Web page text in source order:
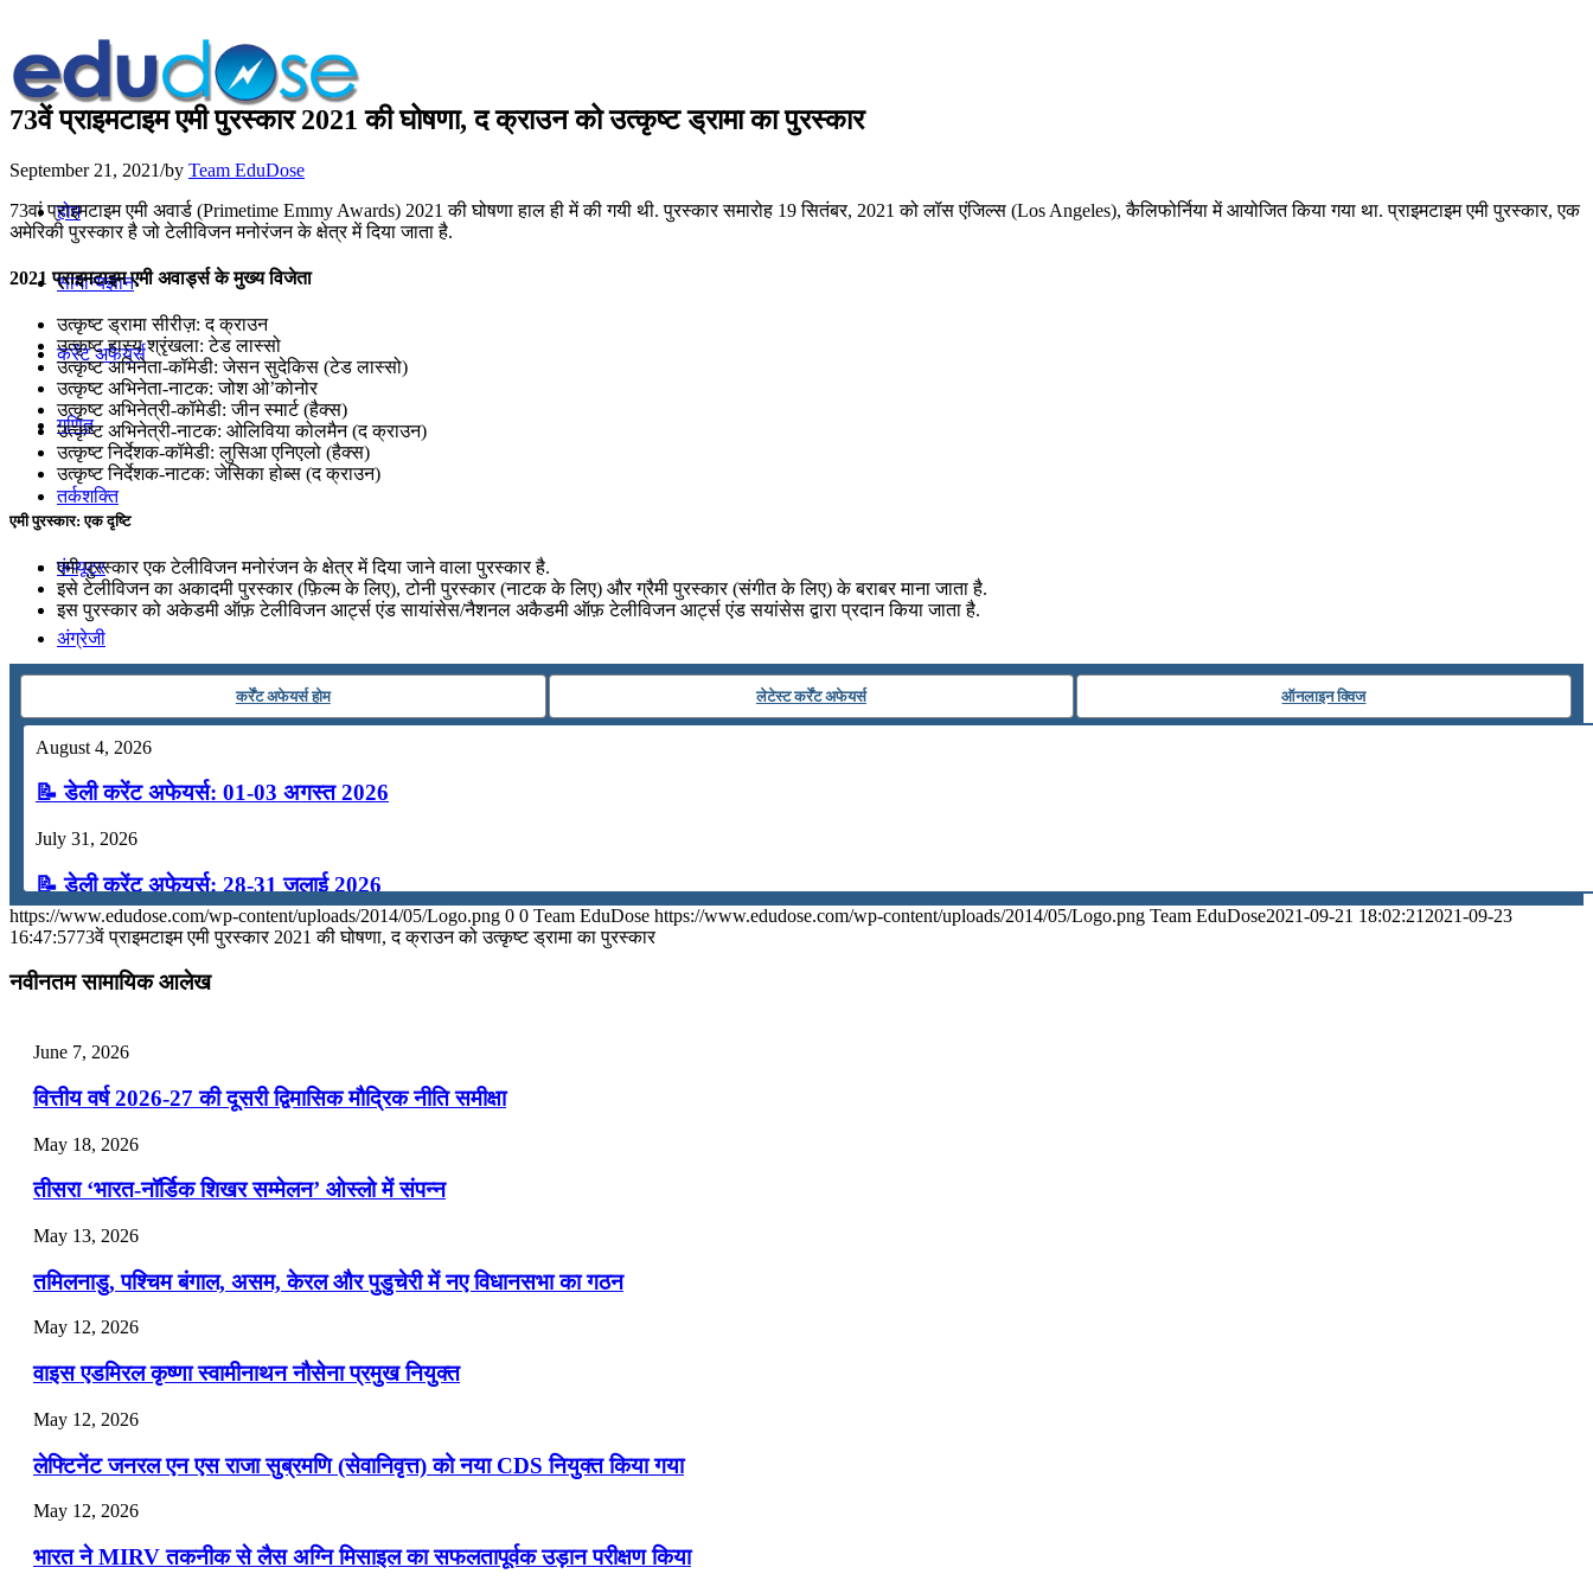
होम
सामान्यज्ञान
करेंट अफेयर्स
गणित
तर्कशक्ति
कंप्यूटर
अंग्रेजी
टुडेज जीके
Menu Menu
73वें प्राइमटाइम एमी पुरस्कार 2021 की घोषणा, द क्राउन को उत्कृष्ट ड्रामा का पुरस्कार
September 21, 2021/by Team EduDose
73वां प्राइमटाइम एमी अवार्ड (Primetime Emmy Awards) 2021 की घोषणा हाल ही में की गयी थी. पुरस्कार समारोह 19 सितंबर, 2021 को लॉस एंजिल्स (Los Angeles), कैलिफोर्निया में आयोजित किया गया था. प्राइमटाइम एमी पुरस्कार, एक
अमेरिकी पुरस्कार है जो टेलीविजन मनोरंजन के क्षेत्र में दिया जाता है.
2021 प्राइमटाइम एमी अवार्ड्स के मुख्य विजेता
उत्कृष्ट ड्रामा सीरीज़: द क्राउन
उत्कृष्ट हास्य श्रृंखला: टेड लास्सो
उत्कृष्ट अभिनेता-कॉमेडी: जेसन सुदेकिस (टेड लास्सो)
उत्कृष्ट अभिनेता-नाटक: जोश ओ’कोनोर
उत्कृष्ट अभिनेत्री-कॉमेडी: जीन स्मार्ट (हैक्स)
उत्कृष्ट अभिनेत्री-नाटक: ओलिविया कोलमैन (द क्राउन)
उत्कृष्ट निर्देशक-कॉमेडी: लुसिआ एनिएलो (हैक्स)
उत्कृष्ट निर्देशक-नाटक: जेसिका होब्स (द क्राउन)
एमी पुरस्कार: एक दृष्टि
एमी पुरस्कार एक टेलीविजन मनोरंजन के क्षेत्र में दिया जाने वाला पुरस्कार है.
इसे टेलीविजन का अकादमी पुरस्कार (फ़िल्म के लिए), टोनी पुरस्कार (नाटक के लिए) और ग्रैमी पुरस्कार (संगीत के लिए) के बराबर माना जाता है.
इस पुरस्कार को अकेडमी ऑफ़ टेलीविजन आर्ट्स एंड सायांसेस/नैशनल अकैडमी ऑफ़ टेलीविजन आर्ट्स एंड सयांसेस द्वारा प्रदान किया जाता है.
कर्रेंट अफेयर्स होम लेटेस्ट कर्रेंट अफेयर्स ऑनलाइन क्विज
August 4, 2026
📝 डेली करेंट अफेयर्स: 01-03 अगस्त 2026
July 31, 2026
📝 डेली करेंट अफेयर्स: 28-31 जुलाई 2026
July 28, 2026
📝 डेली करेंट अफेयर्स: 25-27 जुलाई 2026
📝 डेली करेंट अफेयर्स: 22-24 जुलाई 2026
July 22, 2026
📝 डेली करेंट अफेयर्स: 19-21 जुलाई 2026
July 19, 2026
📝 डेली करेंट अफेयर्स: 16-18 जुलाई 2026
July 16, 2026
📝 डेली करेंट अफेयर्स: 13-15 जुलाई 2026
https://www.edudose.com/wp-content/uploads/2014/05/Logo.png 0 0 Team EduDose https://www.edudose.com/wp-content/uploads/2014/05/Logo.png Team EduDose2021-09-21 18:02:21 2021-09-23
16:47:5773वें प्राइमटाइम एमी पुरस्कार 2021 की घोषणा, द क्राउन को उत्कृष्ट ड्रामा का पुरस्कार
नवीनतम सामायिक आलेख
June 7, 2026
वित्तीय वर्ष 2026-27 की दूसरी द्विमासिक मौद्रिक नीति समीक्षा
May 18, 2026
तीसरा ‘भारत-नॉर्डिक शिखर सम्मेलन’ ओस्लो में संपन्न
May 13, 2026
तमिलनाडु, पश्चिम बंगाल, असम, केरल और पुडुचेरी में नए विधानसभा का गठन
May 12, 2026
वाइस एडमिरल कृष्णा स्वामीनाथन नौसेना प्रमुख नियुक्त
May 12, 2026
लेफ्टिनेंट जनरल एन एस राजा सुब्रमणि (सेवानिवृत्त) को नया CDS नियुक्त किया गया
May 12, 2026
भारत ने MIRV तकनीक से लैस अग्नि मिसाइल का सफलतापूर्वक उड़ान परीक्षण किया